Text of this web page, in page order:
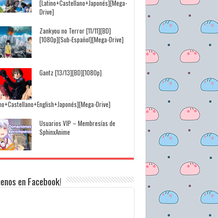
[Latino+Castellano+Japonés][Mega-
Drive]
Zankyou no Terror [11/11][BD]
[1080p][Sub-Español][Mega-Drive]
Gantz [13/13][BD][1080p]
Drive]
Usuarios VIP – Membresías de
SphinxAnime
en Facebook!